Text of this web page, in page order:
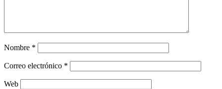
Nombre *
Correo electrónico *
Web